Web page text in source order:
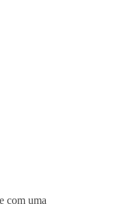
com uma